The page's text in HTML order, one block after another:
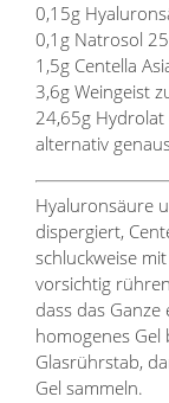
0,15g
0,1g Natrosol
1,5g Centella
3,6g Weingeist
24,65g Hydrolat
alternativ
Hyaluronsäure
dispergiert,
schluckweise
vorsichtig
dass das
homogenes
Glasrührstab,
Gel sammeln.